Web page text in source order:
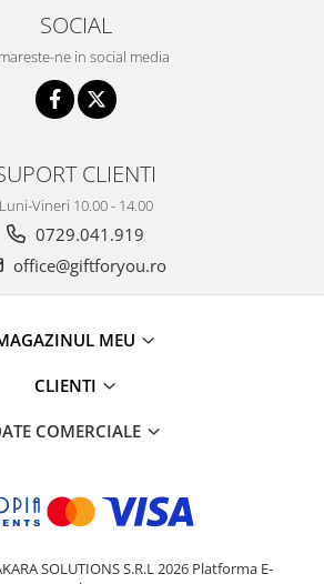
SOCIAL
ne in social media
CLIENTI
Luni-Vineri 10.00 - 14.00
0729.041.919
office@giftforyou.ro
MEU
CLIENTI
COMERCIALE
SOLUTIONS S.R.L 2026 Platforma E-